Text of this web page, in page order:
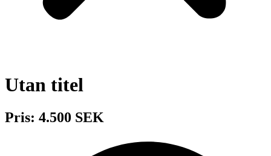
Utan titel
Pris: 4.500 SEK